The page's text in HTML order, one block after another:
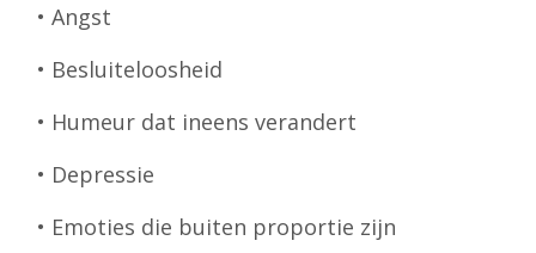
• Angst
• Besluiteloosheid
• Humeur dat ineens verandert
• Depressie
• Emoties die buiten proportie zijn